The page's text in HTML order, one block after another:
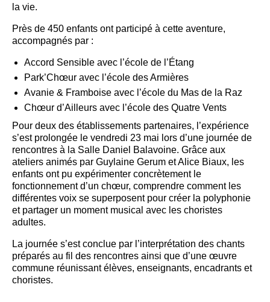
la vie.
Près de 450 enfants ont participé à cette aventure,
accompagnés par :
Accord Sensible avec l’école de l’Étang
Park’Chœur avec l’école des Armières
Avanie & Framboise avec l’école du Mas de la Raz
Chœur d’Ailleurs avec l’école des Quatre Vents
Pour deux des établissements partenaires, l’expérience
s’est prolongée le vendredi 23 mai lors d’une journée de
rencontres à la Salle Daniel Balavoine. Grâce aux
ateliers animés par Guylaine Gerum et Alice Biaux, les
enfants ont pu expérimenter concrètement le
fonctionnement d’un chœur, comprendre comment les
différentes voix se superposent pour créer la polyphonie
et partager un moment musical avec les choristes
adultes.
La journée s’est conclue par l’interprétation des chants
préparés au fil des rencontres ainsi que d’une œuvre
commune réunissant élèves, enseignants, encadrants et
choristes.